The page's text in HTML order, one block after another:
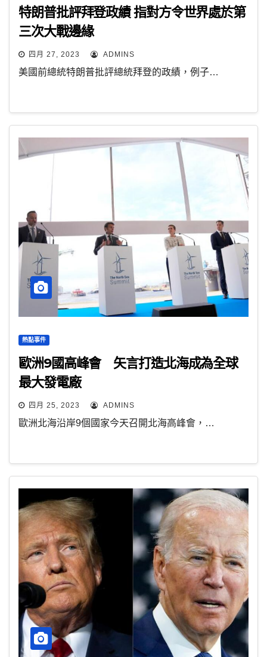
特朗普批評拜登政績 指對方令世界處於第
三次大戰邊緣
四月 27, 2023 ADMINS
美國前總統特朗普批評總統拜登的政績，例子…
熱點事件
歐洲9國高峰會 矢言打造北海成為全球
最大發電廠
四月 25, 2023 ADMINS
歐洲北海沿岸9個國家今天召開北海高峰會，…